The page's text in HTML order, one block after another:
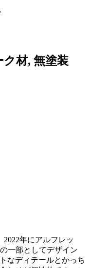
材, 無塗装
2022年にアルフレッ
一部としてデザイン
なディテールとかっち